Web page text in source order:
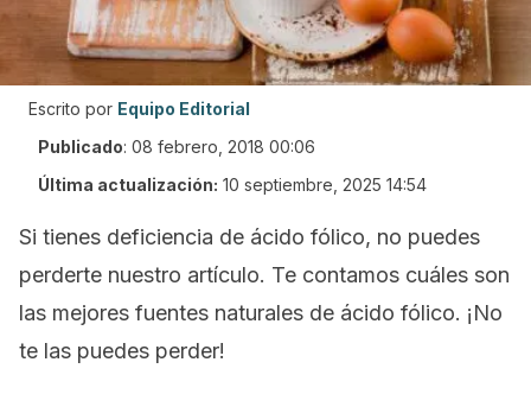
Escrito por Equipo Editorial
Publicado: 08 febrero, 2018 00:06
Última actualización: 10 septiembre, 2025 14:54
Si tienes deficiencia de ácido fólico, no puedes
perderte nuestro artículo. Te contamos cuáles son
las mejores fuentes naturales de ácido fólico. ¡No
te las puedes perder!